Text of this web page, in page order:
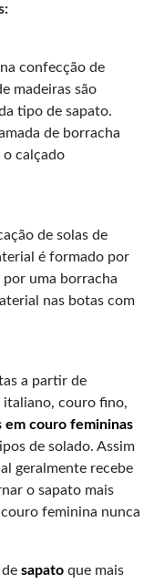
confecção de
madeiras são
tipo de sapato.
de borracha
o calçado
de solas de
é formado por
uma borracha
nas botas com
a partir de
italiano, couro fino,
em couro femininas
de solado. Assim
geralmente recebe
o sapato mais
feminina nunca
sapato que mais